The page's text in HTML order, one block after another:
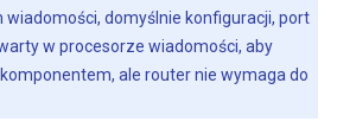
domyślnie konfiguracji, port
w procesorze wiadomości, aby
ale router nie wymaga do